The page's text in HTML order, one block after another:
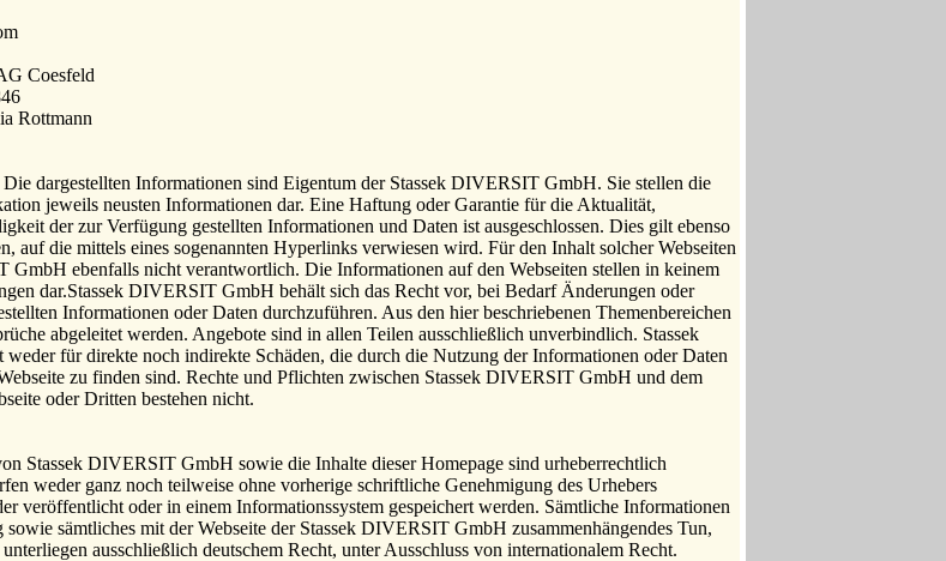
Coesfeld
Rottmann
dargestellten Informationen sind Eigentum der Stassek DIVERSIT GmbH. Sie stellen die
jeweils neusten Informationen dar. Eine Haftung oder Garantie für die Aktualität,
der zur Verfügung gestellten Informationen und Daten ist ausgeschlossen. Dies gilt ebenso
auf die mittels eines sogenannten Hyperlinks verwiesen wird. Für den Inhalt solcher Webseiten
GmbH ebenfalls nicht verantwortlich. Die Informationen auf den Webseiten stellen in keinem
dar.Stassek DIVERSIT GmbH behält sich das Recht vor, bei Bedarf Änderungen oder
Informationen oder Daten durchzuführen. Aus den hier beschriebenen Themenbereichen
abgeleitet werden. Angebote sind in allen Teilen ausschließlich unverbindlich. Stassek
für direkte noch indirekte Schäden, die durch die Nutzung der Informationen oder Daten
zu finden sind. Rechte und Pflichten zwischen Stassek DIVERSIT GmbH und dem
oder Dritten bestehen nicht.
Stassek DIVERSIT GmbH sowie die Inhalte dieser Homepage sind urheberrechtlich
weder ganz noch teilweise ohne vorherige schriftliche Genehmigung des Urhebers
veröffentlicht oder in einem Informationssystem gespeichert werden. Sämtliche Informationen
sämtliches mit der Webseite der Stassek DIVERSIT GmbH zusammenhängendes Tun,
ausschließlich deutschem Recht, unter Ausschluss von internationalem Recht.